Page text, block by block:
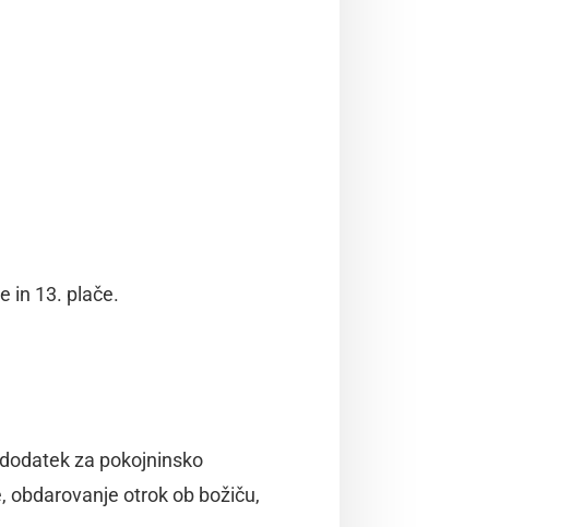
in 13. plače.
za pokojninsko
obdarovanje otrok ob božiču,